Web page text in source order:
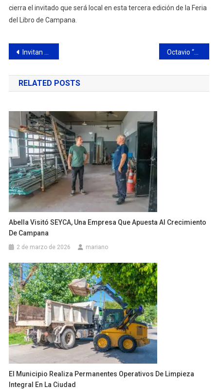
cierra el invitado que será local en esta tercera edición de la Feria
del Libro de Campana.
Navegación
de
entradas
Invitan a adultos mayores a participar de un concurso literario
RELATED POSTS
Abella Visitó SEYCA, Una Empresa Que Apuesta Al Crecimiento
De Campana
2 de marzo de 2026 mariano
El Municipio Realiza Permanentes Operativos De Limpieza
Integral En La Ciudad